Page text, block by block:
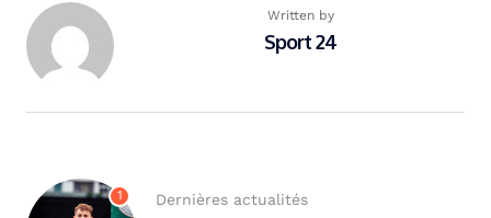
Written by
Sport 24
1 Dernières actualités